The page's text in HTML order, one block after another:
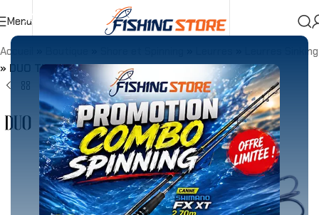
Menu
Accueil
Leurres Sinking
» DUO TIDE MINNOW 75 11g SPRINT Pearl Chart OB